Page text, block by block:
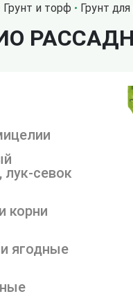
Грунт и торф Грунт
лук-севок
корни
ягодные